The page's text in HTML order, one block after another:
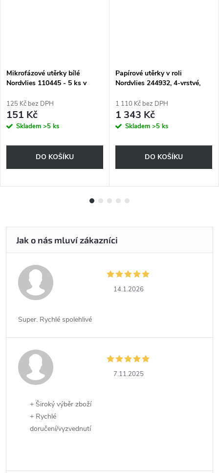
Mikrofázové utěrky bílé
Nordvlies 110445 - 5 ks v
125 Kč bez DPH
151 Kč
Skladem >5 ks
DO KOŠÍKU
Papírové utěrky v roli
Nordvlies 244932, 4-vrstvé,
1 110 Kč bez DPH
1 343 Kč
Skladem >5 ks
DO KOŠÍKU
14.1.2026
Super. Rychlé spolehlivé
7.11.2025
+ Široký výběr zboží
+ Rychlé
doručení/vyzvednutí